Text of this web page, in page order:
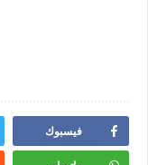
فيسبوك